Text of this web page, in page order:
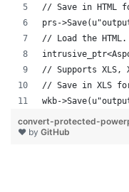
// Save in HTML
prs-
// Load the HTML.
// Supports XLS,
// Save in XLS
wkb-
convert-protected-
❤ by GitHub